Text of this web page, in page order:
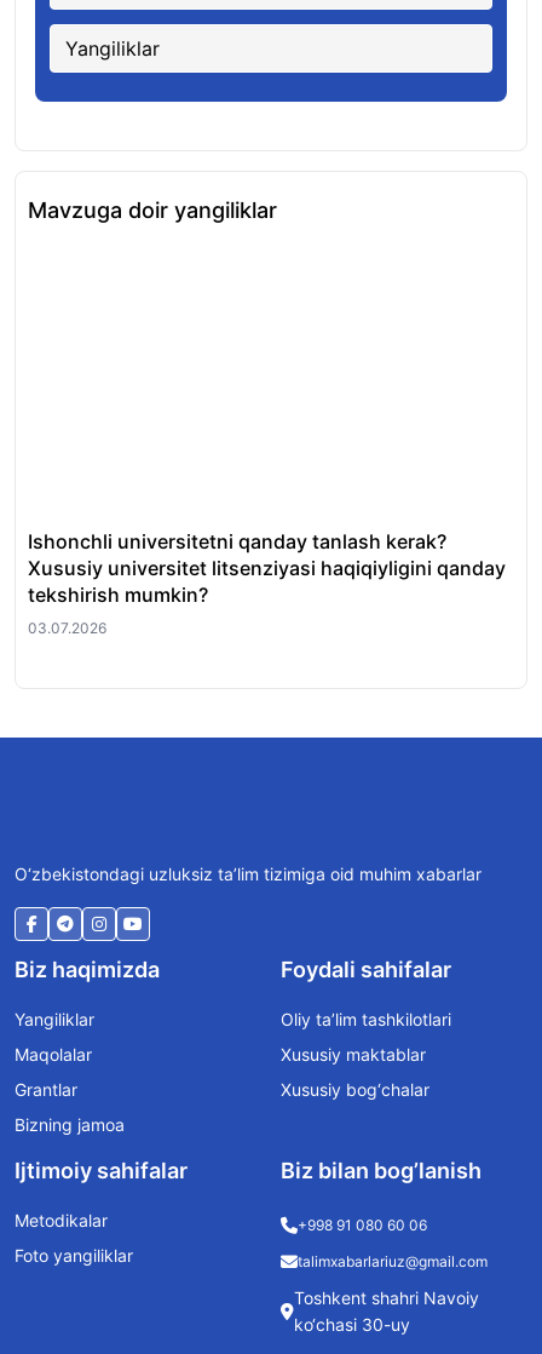
Yangiliklar
Mavzuga doir yangiliklar
Ishonchli universitetni qanday tanlash kerak?
Xususiy universitet litsenziyasi haqiqiyligini qanday
tekshirish mumkin?
03.07.2026
O‘zbekistondagi uzluksiz ta’lim tizimiga oid muhim xabarlar
Biz haqimizda
Yangiliklar
Maqolalar
Grantlar
Bizning jamoa
Foydali sahifalar
Oliy ta’lim tashkilotlari
Xususiy maktablar
Xususiy bog‘chalar
Ijtimoiy sahifalar
Metodikalar
Foto yangiliklar
Biz bilan bog’lanish
+998 91 080 60 06
talimxabarlariuz@gmail.com
Toshkent shahri Navoiy
ko‘chasi 30-uy